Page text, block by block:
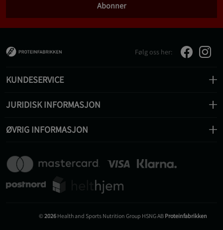
Abonner
Følg oss her:
KUNDESERVICE
JURIDISK INFORMASJON
ØVRIG INFORMASJON
©2026 Health and Sports Nutrition Group HSNG AB Proteinfabrikken